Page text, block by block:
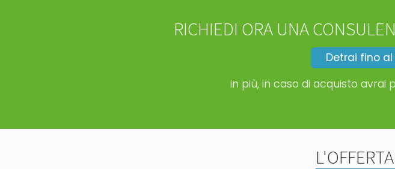
RICHIEDI ORA UNA
Detrai fino
in più, in caso di acquisto avrai